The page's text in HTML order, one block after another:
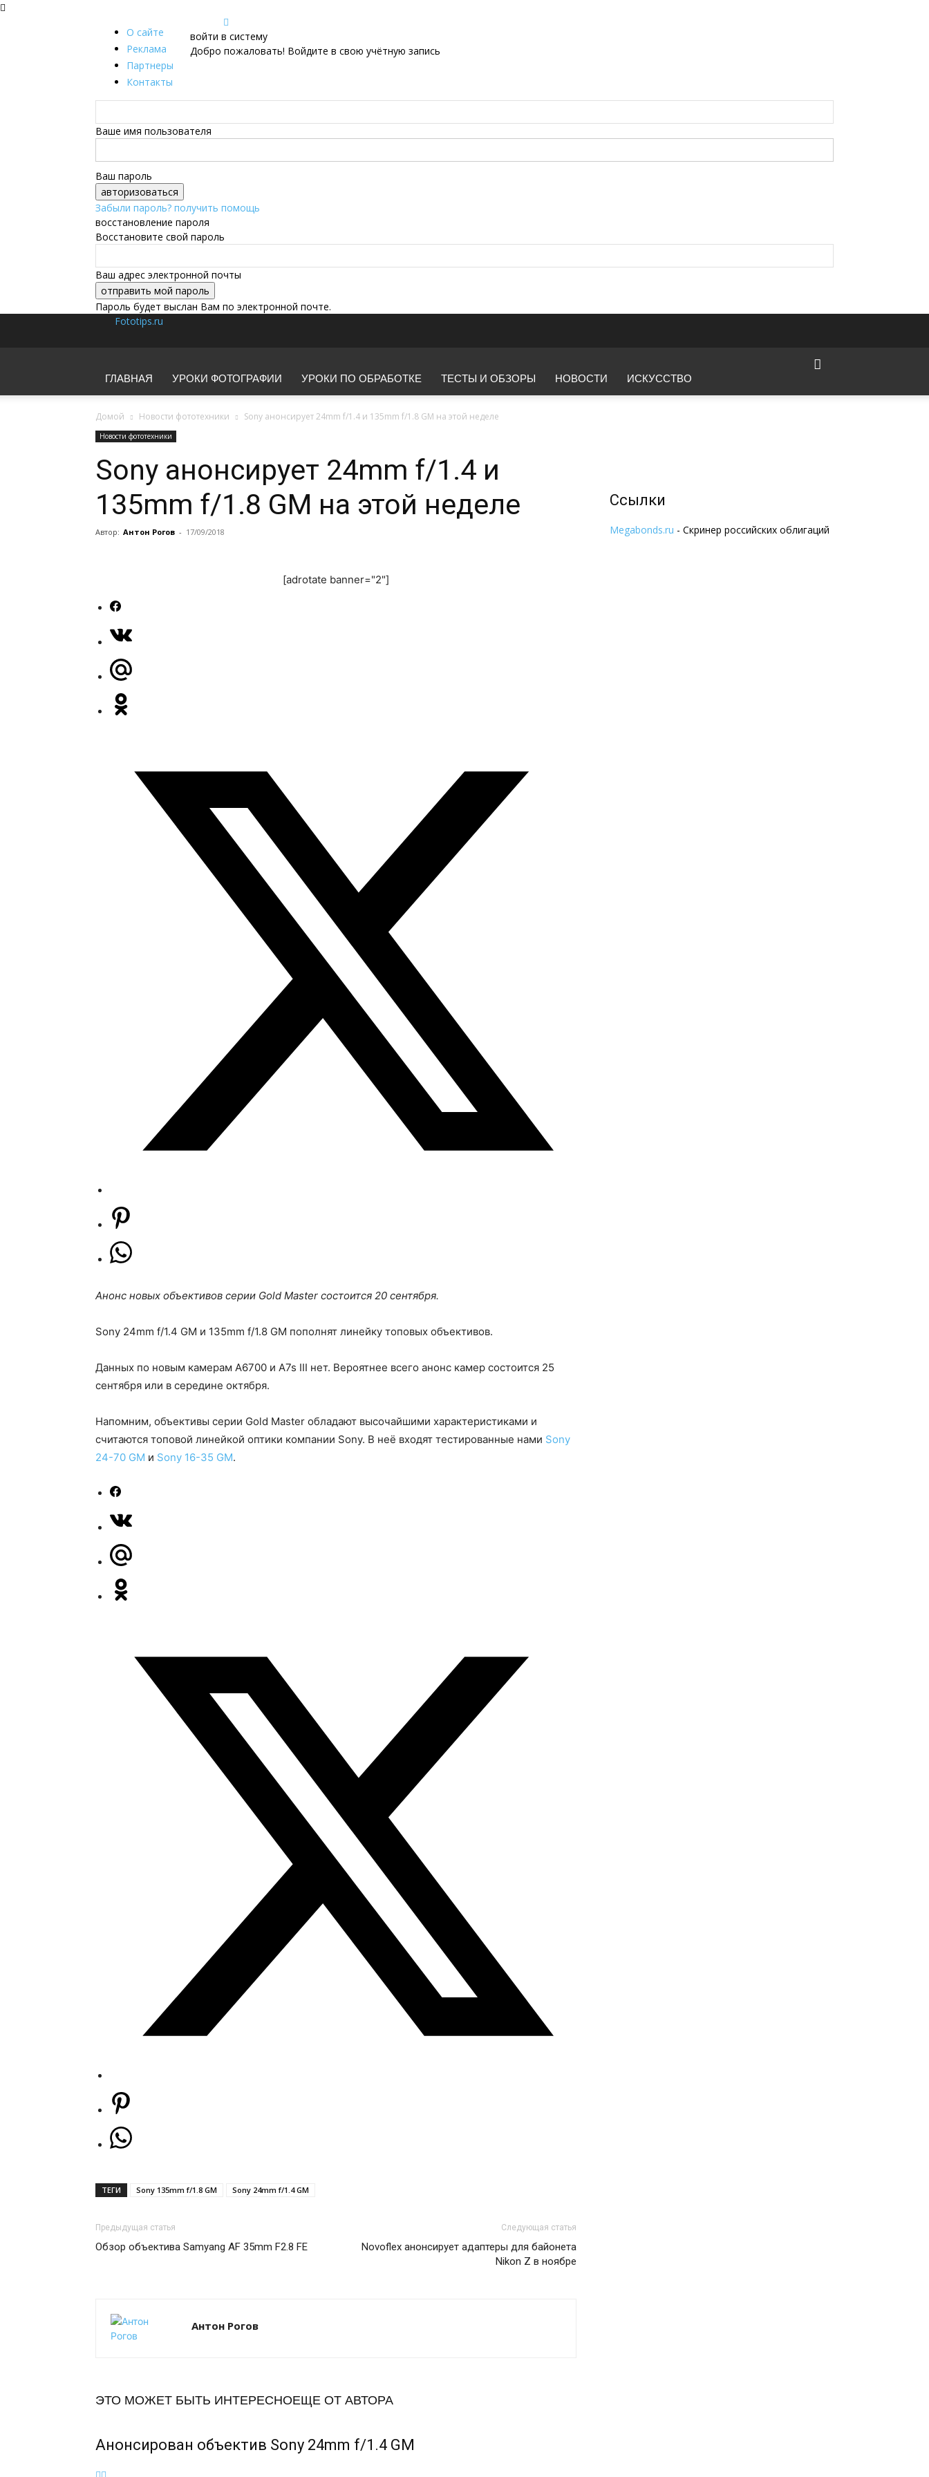
О сайте
Реклама
Партнеры
Контакты
войти в систему
Добро пожаловать! Войдите в свою учётную запись
Ваше имя пользователя
Ваш пароль
Забыли пароль? получить помощь
восстановление пароля
Восстановите свой пароль
Ваш адрес электронной почты
Пароль будет выслан Вам по электронной почте.
Fototips.ru
ГЛАВНАЯ УРОКИ ФОТОГРАФИИ УРОКИ ПО ОБРАБОТКЕ ТЕСТЫ И ОБЗОРЫ НОВОСТИ ИСКУССТВО
Домой Новости фототехники Sony анонсирует 24mm f/1.4 и 135mm f/1.8 GM на этой неделе
Новости фототехники
Sony анонсирует 24mm f/1.4 и
135mm f/1.8 GM на этой неделе
Автор: Антон Рогов - 17/09/2018
[adrotate banner="2"]
Анонс новых объективов серии Gold Master состоится 20 сентября.
Sony 24mm f/1.4 GM и 135mm f/1.8 GM пополнят линейку топовых объективов.
Данных по новым камерам A6700 и A7s III нет. Вероятнее всего анонс камер состоится 25
сентября или в середине октября.
Напомним, объективы серии Gold Master обладают высочайшими характеристиками и
считаются топовой линейкой оптики компании Sony. В неё входят тестированные нами Sony
24-70 GM и Sony 16-35 GM.
ТЕГИ Sony 135mm f/1.8 GM Sony 24mm f/1.4 GM
Предыдущая статья
Обзор объектива Samyang AF 35mm F2.8 FE
Следующая статья
Novoflex анонсирует адаптеры для байонета
Nikon Z в ноябре
Антон Рогов
ЭТО МОЖЕТ БЫТЬ ИНТЕРЕСНОЕЩЕ ОТ АВТОРА
Анонсирован объектив Sony 24mm f/1.4 GM
Ссылки
Megabonds.ru - Скринер российских облигаций